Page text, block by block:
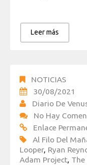
Leer más
NOTICIAS
30/08/2021
Diario De
No Hay
Enlace
Al Filo Del
Looper, Ryan
Adam Project, The